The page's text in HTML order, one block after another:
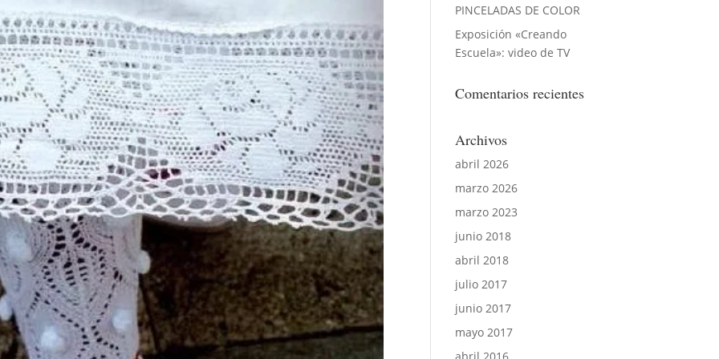
PINCELADAS DE COLOR
Exposición «Creando
Escuela»: video de TV
Comentarios recientes
Archivos
abril 2026
marzo 2026
marzo 2023
junio 2018
abril 2018
julio 2017
junio 2017
mayo 2017